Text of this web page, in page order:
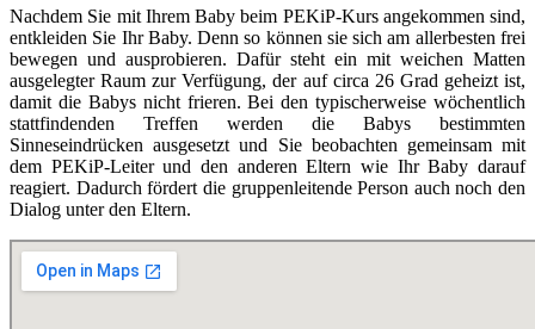
Nachdem Sie mit Ihrem Baby beim PEKiP-Kurs angekommen sind,
entkleiden Sie Ihr Baby. Denn so können sie sich am allerbesten frei
bewegen und ausprobieren. Dafür steht ein mit weichen Matten
ausgelegter Raum zur Verfügung, der auf circa 26 Grad geheizt ist,
damit die Babys nicht frieren. Bei den typischerweise wöchentlich
stattfindenden Treffen werden die Babys bestimmten
Sinneseindrücken ausgesetzt und Sie beobachten gemeinsam mit
dem PEKiP-Leiter und den anderen Eltern wie Ihr Baby darauf
reagiert. Dadurch fördert die gruppenleitende Person auch noch den
Dialog unter den Eltern.